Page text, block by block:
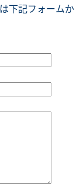
下記フォームか